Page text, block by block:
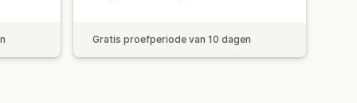
Gratis proefperiode van 10 dagen